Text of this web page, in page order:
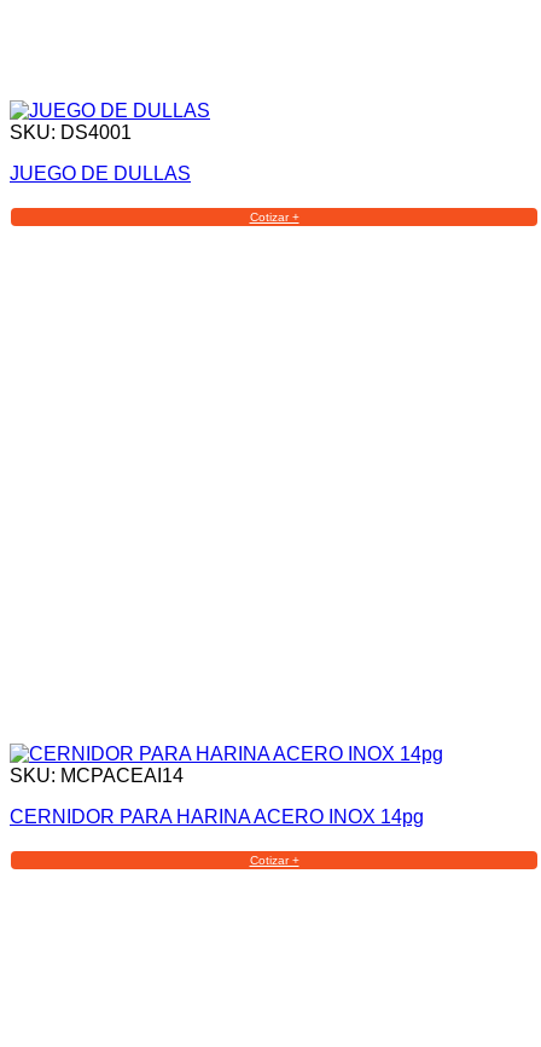
SKU: DS4001
JUEGO DE DULLAS
Cotizar +
SKU: MCPACEAI14
CERNIDOR PARA HARINA ACERO INOX 14pg
Cotizar +